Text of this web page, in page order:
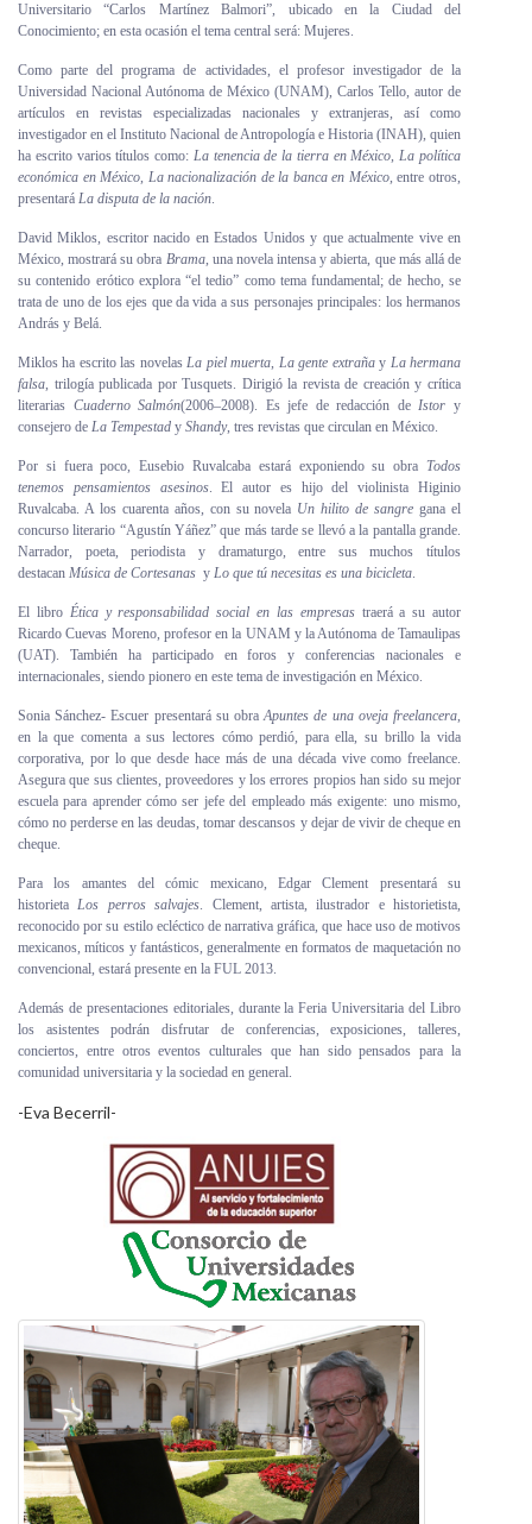
Universitario “Carlos Martínez Balmori”, ubicado en la Ciudad del
Conocimiento; en esta ocasión el tema central será: Mujeres.
Como parte del programa de actividades, el profesor investigador de la
Universidad Nacional Autónoma de México (UNAM), Carlos Tello, autor de
artículos en revistas especializadas nacionales y extranjeras, así como
investigador en el Instituto Nacional de Antropología e Historia (INAH), quien
ha escrito varios títulos como: La tenencia de la tierra en México,La política
económica en México, La nacionalización de la banca en México, entre otros,
presentará La disputa de la nación.
David Miklos, escritor nacido en Estados Unidos y que actualmente vive en
México, mostrará su obra Brama, una novela intensa y abierta, que más allá de
su contenido erótico explora “el tedio” como tema fundamental; de hecho, se
trata de uno de los ejes que da vida a sus personajes principales: los hermanos
András y Belá.
Miklos ha escrito las novelasLa piel muerta, La gente extrañay La hermana
falsa, trilogía publicada por Tusquets. Dirigió la revista de creación y crítica
literarias Cuaderno Salmón(2006–2008). Es jefe de redacción deIstory
consejero de La Tempestad y Shandy, tres revistas que circulan en México.
Por si fuera poco, Eusebio Ruvalcaba estará exponiendo su obra Todos
tenemos pensamientos asesinos. El autor es hijo del violinista Higinio
Ruvalcaba. A los cuarenta años, con su novela Un hilito de sangre gana el
concurso literario “Agustín Yáñez” que más tarde se llevó a la pantalla grande.
Narrador, poeta, periodista y dramaturgo, entre sus muchos títulos
destacan Música de Cortesanas y Lo que tú necesitas es una bicicleta.
El libro Ética y responsabilidad social en las empresastraerá a su autor
Ricardo Cuevas Moreno, profesor en la UNAM y la Autónoma de Tamaulipas
(UAT). También ha participado en foros y conferencias nacionales e
internacionales, siendo pionero en este tema de investigación en México.
Sonia Sánchez- Escuer presentará su obraApuntes de una oveja freelancera,
en la que comenta a sus lectores cómo perdió, para ella, su brillo la vida
corporativa, por lo que desde hace más de una década vive como freelance.
Asegura que sus clientes, proveedores y los errores propios han sido su mejor
escuela para aprender cómo ser jefe del empleado más exigente: uno mismo,
cómo no perderse en las deudas, tomar descansos y dejar de vivir de cheque en
cheque.
Para los amantes del cómic mexicano, Edgar Clement presentará su
historietaLos perros salvajes. Clement, artista, ilustrador e historietista,
reconocido por su estilo ecléctico de narrativa gráfica, que hace uso de motivos
mexicanos, míticos y fantásticos, generalmente en formatos de maquetación no
convencional, estará presente en la FUL 2013.
Además de presentaciones editoriales, durante la Feria Universitaria del Libro
los asistentes podrán disfrutar de conferencias, exposiciones, talleres,
conciertos, entre otros eventos culturales que han sido pensados para la
comunidad universitaria y la sociedad en general.
-Eva Becerril-